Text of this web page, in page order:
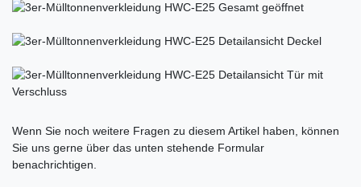
Wenn Sie noch weitere Fragen zu diesem Artikel haben, können
Sie uns gerne über das unten stehende Formular
benachrichtigen.